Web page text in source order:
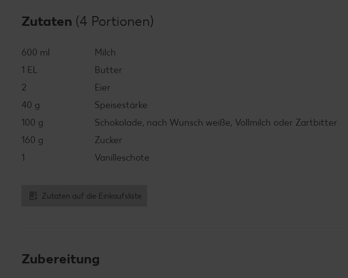
Zutaten (4 Portionen)
600 ml
Milch
1 EL
Butter
2
Eier
40 g
Speisestärke
100 g
Schokolade, nach Wunsch weiße, Vollmilch oder Zartbitter
160 g
Zucker
1
Vanilleschote
Zutaten auf die Einkaufsliste
Zubereitung